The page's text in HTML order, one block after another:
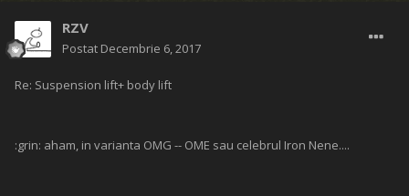
RZV
Postat Decembrie 6, 2017
Re: Suspension lift+ body lift
:grin: aham, in varianta OMG -- OME sau celebrul Iron Nene....